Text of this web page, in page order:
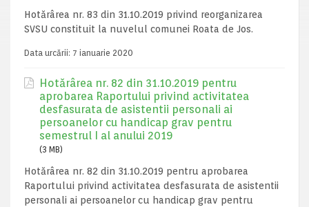
Hotărârea nr. 83 din 31.10.2019 privind reorganizarea
SVSU constituit la nuvelul comunei Roata de Jos.
Data urcării: 7 ianuarie 2020
Hotărârea nr. 82 din 31.10.2019 pentru
aprobarea Raportului privind activitatea
desfasurata de asistentii personali ai
persoanelor cu handicap grav pentru
semestrul I al anului 2019
(3 MB)
Hotărârea nr. 82 din 31.10.2019 pentru aprobarea
Raportului privind activitatea desfasurata de asistentii
personali ai persoanelor cu handicap grav pentru